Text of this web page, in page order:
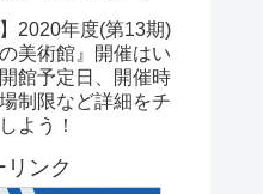
】2020年度(第13期)
美術館』開催はい
館予定日、開催時
制限など詳細をチ
よう！
リンク